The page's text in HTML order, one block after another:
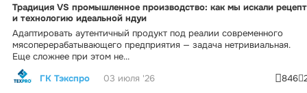
Традиция VS промышленное производство: как мы искали рецепт
и технологию идеальной ндуи
Адаптировать аутентичный продукт под реалии современного
мясоперерабатывающего предприятия — задача нетривиальная.
Еще сложнее при этом не...
ГК Тэкспро
03 июля '26 846